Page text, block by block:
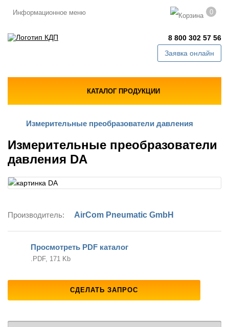
Информационное меню 0
8 800 302 57 56
Заявка онлайн
КАТАЛОГ ПРОДУКЦИИ
Измерительные преобразователи давления
Измерительные преобразователи
давления DA
Производитель: AirCom Pneumatic GmbH
Просмотреть PDF каталог
.PDF, 171 Kb
СДЕЛАТЬ ЗАПРОС